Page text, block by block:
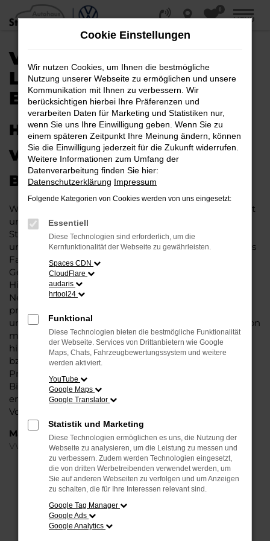
Zum
Hauptinhalt
0
MENÜ
VW ID.4 NEUWAGEN |
LIEFERSERVICE NACH
BIELEFELD
HERAUSRAGENDE QUALITÄT:
VW ID.4 NEUWAGEN FÜR
BIELEFELD
Wer in puncto Qualität keinerlei Kompromisse eingeht
und bei Fahrten durch Bielefeld auf dem neuesten
Stand der Automobiltechnik sein möchte, landet
unweigerlich bei einem VW ID.4 EU-Neuwagen. Dieses
Fahrzeug überzeugt vor allem in der aktuellen
Generation in den Vergleichstests und gilt in vielerlei
Hinsicht als Trendsetter. Wenn Sie Ihren VW ID.4 EU-
Neuwagen für Bielefeld bei Steinböhmer kaufen,
profitieren Sie gleich mehrfach. So bieten wir einen
umfangreichen Service und bringen eine Erfahrung von
mehr als 80 Jahren in die Beratung mit ein. Darüber
hinaus sichern Sie sich bei jedem Kauf einen Rabatt
bzw. Nachlass, der teilweise im zweistelligen
Prozentbereich liegt. VW ID.4 EU-Neuwagen für
Bielefeld sind bei uns auch im Leasing zu haben und
entsprechend zu 100 Prozent Ihren individuellen
Vorstellungen.
Marken
VW
FEHLER: NETWORK ERROR
Beim Laden ist ein Fehler aufgetreten.
Hier sind ein paar Tipps, die dir helfen können:
Cookie Einstellungen
Wir nutzen Cookies, um Ihnen die bestmögliche
Nutzung unserer Webseite zu ermöglichen und unsere
Kommunikation mit Ihnen zu verbessern. Wir
berücksichtigen hierbei Ihre Präferenzen und
verarbeiten Daten für Marketing und Statistiken nur,
wenn Sie uns Ihre Einwilligung geben. Wenn Sie zu
einem späteren Zeitpunkt Ihre Meinung ändern, können
Sie die Einwilligung jederzeit für die Zukunft widerrufen.
Weitere Informationen zum Umfang der
Datenverarbeitung finden Sie hier:
Datenschutzerklärung Impressum
Folgende Kategorien von Cookies werden von uns eingesetzt:
Essentiell
Diese Technologien sind erforderlich, um die
Kernfunktionalität der Webseite zu gewährleisten.
Spaces CDN
CloudFlare
audaris
hrtool24
Funktional
Diese Technologien bieten die bestmögliche Funktionalität
der Webseite. Services von Drittanbietern wie Google
Maps, Chats, Fahrzeugbewertungssystem und weitere
werden aktiviert.
YouTube
Google Maps
Google Translator
Statistik und Marketing
Diese Technologien ermöglichen es uns, die Nutzung der
Webseite zu analysieren, um die Leistung zu messen und
zu verbessern. Zudem werden Technologien eingesetzt,
die von dritten Werbetreibenden verwendet werden, um
Sie auf anderen Webseiten zu verfolgen und um Anzeigen
zu schalten, die für Ihre Interessen relevant sind.
Google Tag Manager
Google Ads
Google Analytics